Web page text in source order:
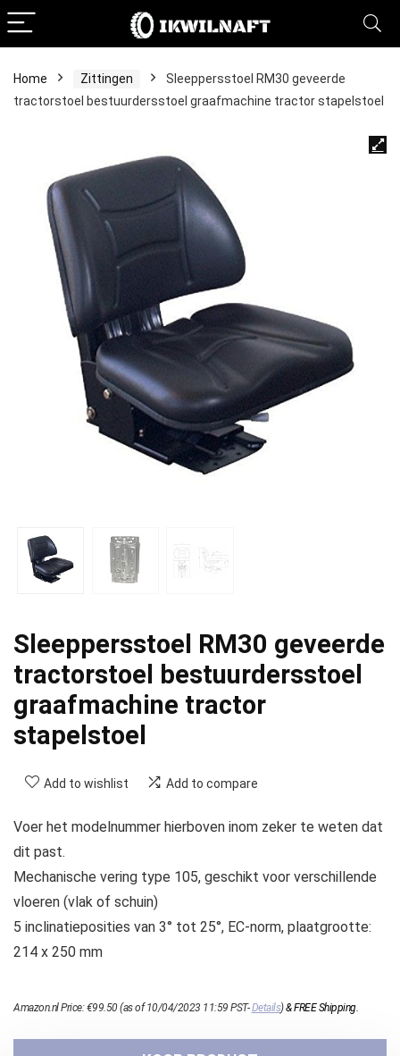
Home Zittingen
Sleeppersstoel RM30 geveerde
tractorstoel bestuurdersstoel graafmachine tractor stapelstoel
Sleeppersstoel RM30 geveerde
tractorstoel bestuurdersstoel
graafmachine tractor
stapelstoel
Add to wishlist Add to compare
Voer het modelnummer hierboven inom zeker te weten dat
dit past.
Mechanische vering type 105, geschikt voor verschillende
vloeren (vlak of schuin)
5 inclinatieposities van 3° tot 25°, EC-norm, plaatgrootte:
214 x 250 mm
Amazon.nl Price:€99.50(as of 10/04/2023 11:59 PST-Details)&FREE Shipping.